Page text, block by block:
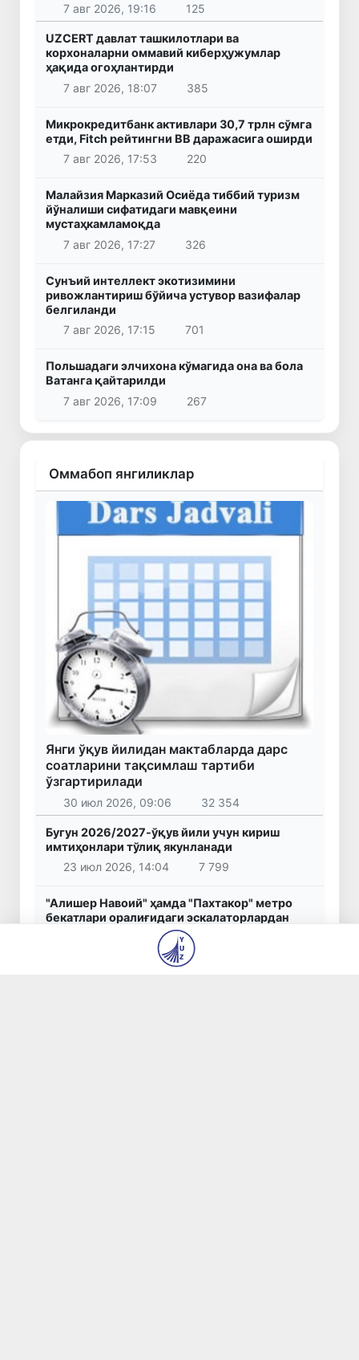
7 авг 2026, 19:16 125
UZCERT давлат ташкилотлари ва
корхоналарни оммавий киберҳужумлар
ҳақида огоҳлантирди
7 авг 2026, 18:07
385
Микрокредитбанк активлари 30,7 трлн сўмга
етди, Fitch рейтингни BB даражасига оширди
7 авг 2026, 17:53
220
Малайзия Марказий Осиёда тиббий туризм
йўналиши сифатидаги мавқеини
мустаҳкамламоқда
7 авг 2026, 17:27
326
Сунъий интеллект экотизимини
ривожлантириш бўйича устувор вазифалар
белгиланди
7 авг 2026, 17:15
701
Польшадаги элчихона кўмагида она ва бола
Ватанга қайтарилди
7 авг 2026, 17:09
267
Оммабоп янгиликлар
Янги ўқув йилидан мактабларда дарс
соатларини тақсимлаш тартиби
ўзгартирилади
30 июл 2026, 09:06 32 354
Бугун 2026/2027-ўқув йили учун кириш
имтиҳонлари тўлиқ якунланади
23 июл 2026, 14:04
7 799
"Алишер Навоий" ҳамда "Пахтакор" метро
бекатлари оралиғидаги эскалаторлардан
бири йўловчилар учун фойдаланишга қайта
7 624